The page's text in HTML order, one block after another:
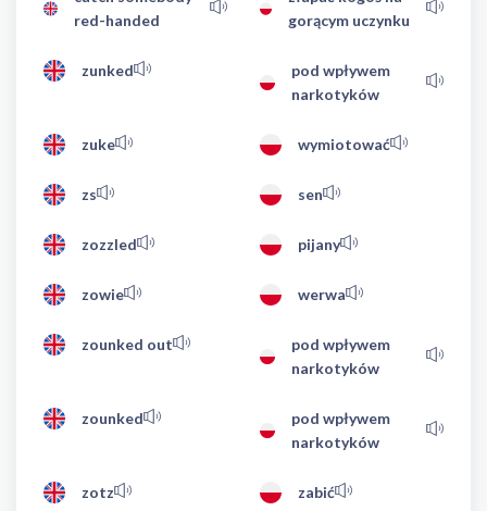
red-handed
gorącym uczynku
zunked
pod wpływem
narkotyków
zuke wymiotować
zs sen
zozzled pijany
zowie werwa
zounked out
pod wpływem
narkotyków
zounked
pod wpływem
narkotyków
zotz zabić